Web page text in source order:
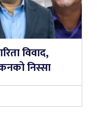
विवाद,
निस्सा